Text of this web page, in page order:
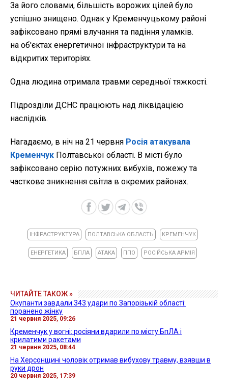
За його словами, більшість ворожих цілей було
успішно знищено. Однак у Кременчуцькому районі
зафіксовано прямі влучання та падіння уламків.
на об'єктах енергетичної інфраструктури та на
відкритих територіях.
Одна людина отримала травми середньої тяжкості.
Підрозділи ДСНС працюють над ліквідацією
наслідків.
Нагадаємо, в ніч на 21 червня Росія атакувала
Кременчук Полтавської області. В місті було
зафіксовано серію потужних вибухів, пожежу та
часткове зникнення світла в окремих районах.
ІНФРАСТРУКТУРА ПОЛТАВСЬКА ОБЛАСТЬ КРЕМЕНЧУК
ЕНЕРГЕТИКА БПЛА АТАКА ППО РОСІЙСЬКА АРМІЯ
ЧИТАЙТЕ ТАКОЖ »
Окупанти завдали 343 удари по Запорізькій області:
поранено жінку
21 червня 2025, 09:26
Кременчук у вогні: росіяни вдарили по місту БпЛА і
крилатими ракетами
21 червня 2025, 08:44
На Херсонщині чоловік отримав вибухову травму, взявши в
руки дрон
20 червня 2025, 17:39